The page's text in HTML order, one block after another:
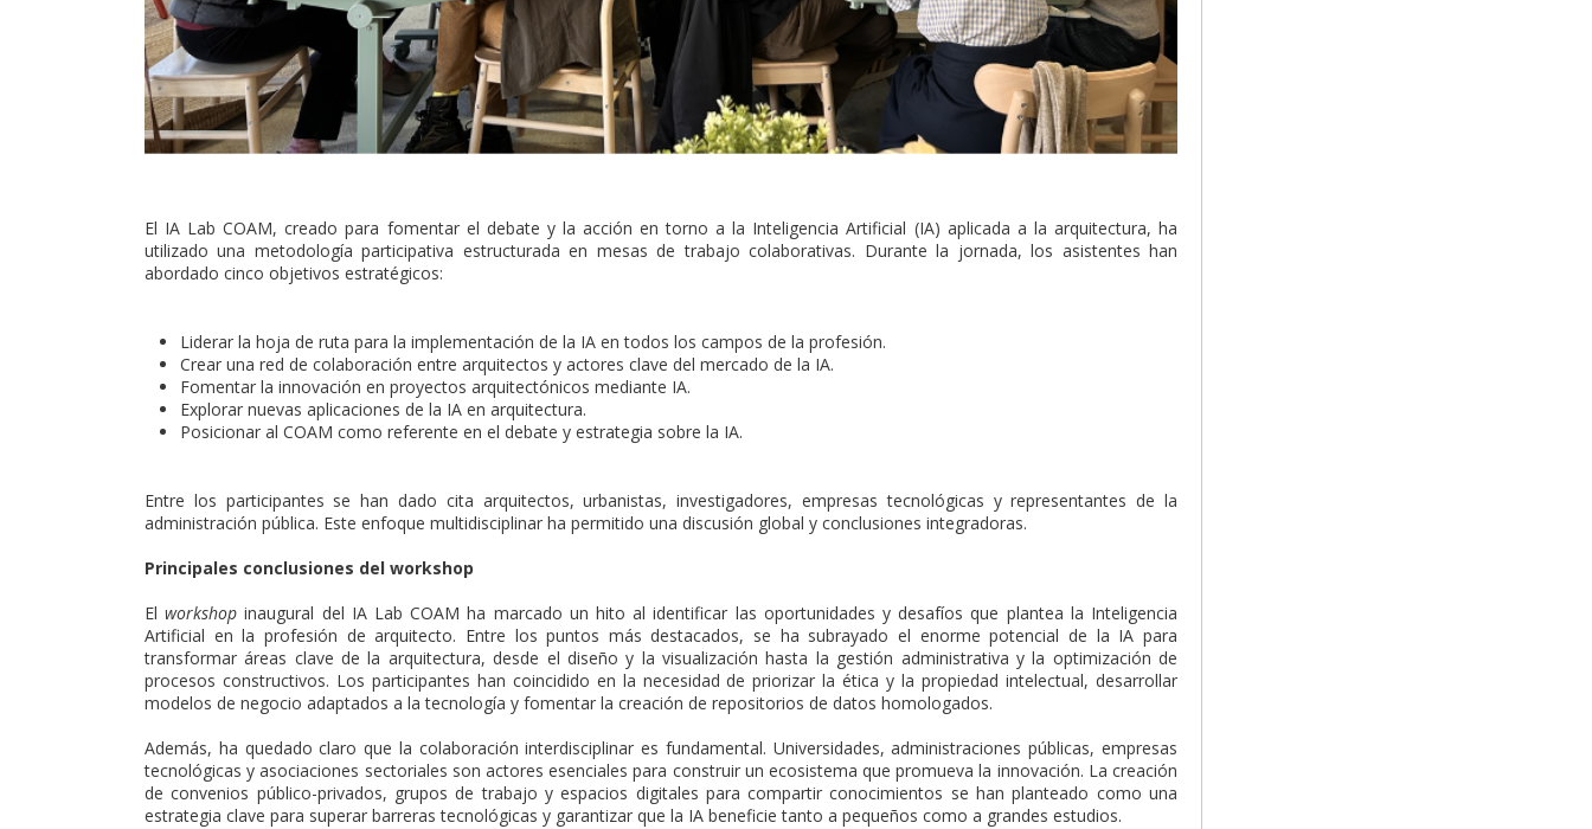
El IA Lab COAM, creado para fomentar el debate y la acción en torno a la Inteligencia Artificial (IA) aplicada a la arquitectura, ha
utilizado una metodología participativa estructurada en mesas de trabajo colaborativas. Durante la jornada, los asistentes han
abordado cinco objetivos estratégicos:
Liderar la hoja de ruta para la implementación de la IA en todos los campos de la profesión.
Crear una red de colaboración entre arquitectos y actores clave del mercado de la IA.
Fomentar la innovación en proyectos arquitectónicos mediante IA.
Explorar nuevas aplicaciones de la IA en arquitectura.
Posicionar al COAM como referente en el debate y estrategia sobre la IA.
Entre los participantes se han dado cita arquitectos, urbanistas, investigadores, empresas tecnológicas y representantes de la
administración pública. Este enfoque multidisciplinar ha permitido una discusión global y conclusiones integradoras.
Principales conclusiones del workshop
Elworkshop inaugural del IA Lab COAM ha marcado un hito al identificar las oportunidades y desafíos que plantea la Inteligencia
Artificial en la profesión de arquitecto. Entre los puntos más destacados, se ha subrayado el enorme potencial de la IA para
transformar áreas clave de la arquitectura, desde el diseño y la visualización hasta la gestión administrativa y la optimización de
procesos constructivos. Los participantes han coincidido en la necesidad de priorizar la ética y la propiedad intelectual, desarrollar
modelos de negocio adaptados a la tecnología y fomentar la creación de repositorios de datos homologados.
Además, ha quedado claro que la colaboración interdisciplinar es fundamental. Universidades, administraciones públicas, empresas
tecnológicas y asociaciones sectoriales son actores esenciales para construir un ecosistema que promueva la innovación. La creación
de convenios público-privados, grupos de trabajo y espacios digitales para compartir conocimientos se han planteado como una
estrategia clave para superar barreras tecnológicas y garantizar que la IA beneficie tanto a pequeños como a grandes estudios.